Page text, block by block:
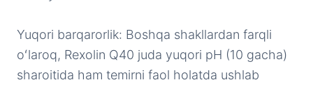
Yuqori barqarorlik: Boshqa shakllardan farqli
oʻlaroq, Rexolin Q40 juda yuqori pH (10 gacha)
sharoitida ham temirni faol holatda ushlab